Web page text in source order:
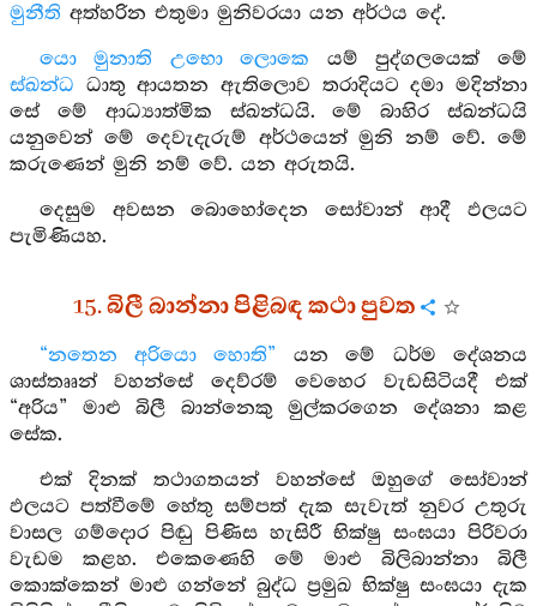
මුනීති අත්හරින එතුමා මුනිවරයා යන අර්ථය දේ.
යො මුනාති උභො ලොකෙ යම් පුද්ගලයෙක් මේ
ස්ඛන්ධ ධාතු ආයතන ඇතිලොව තරාදියට දමා මදින්නා
සේ මේ ආධ්‍යාත්මික ස්ඛන්ධයි. මේ බාහිර ස්ඛන්ධයි
යනුවෙන් මේ දෙවැදැරුම් අර්ථයෙන් මුනි නම් වේ. මේ
කරුණෙන් මුනි නම් වේ. යන අරුතයි.
දෙසුම අවසන බොහෝදෙන සෝවාන් ආදී ඵලයට
පැමිණියහ.
15. බිලී බාන්නා පිළිබඳ කථා පුවත
“නතෙන අරියො හොති” යන මේ ධර්ම දේශනය
ශාස්තෲන් වහන්සේ දෙව්රම් වෙහෙර වැඩසිටියදී එක්
“අරිය” මාළු බිලී බාන්නෙකු මුල්කරගෙන දේශනා කළ
සේක.
එක් දිනක් තථාගතයන් වහන්සේ ඔහුගේ සෝවාන්
ඵලයට පත්වීමේ හේතු සම්පත් දැක සැවැත් නුවර උතුරු
වාසල ගම්දොර පිඬු පිණිස හැසිරී භික්ෂු සංඝයා පිරිවරා
වැඩම කළහ. එකෙණෙහි මේ මාළු බිලිබාන්නා බිලී
කොක්කෙන් මාළු ගන්නේ බුද්ධ ප්‍රමුඛ භික්ෂු සංඝයා දැක